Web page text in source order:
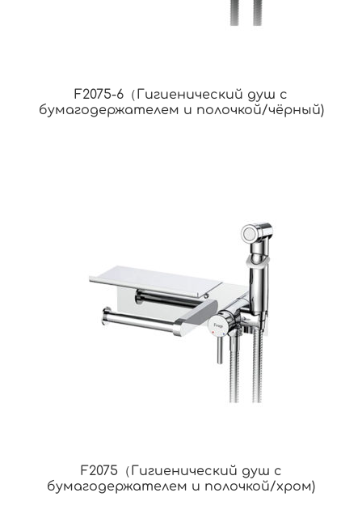
F2075-6（Гигиенический душ с
бумагодержателем и полочкой/чёрный)
F2075（Гигиенический душ с
бумагодержателем и полочкой/хром)